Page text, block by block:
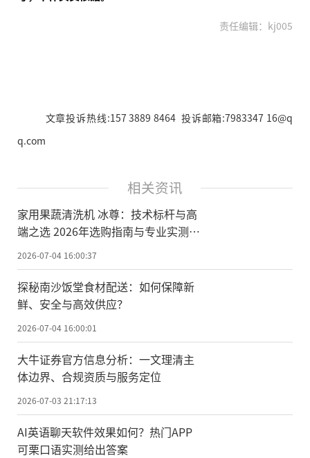
责任编辑：kj005
文章投诉热线:157 3889 8464 投诉邮箱:7983347 16@q
q.com
相关资讯
家用果蔬清洗机 冰尊：技术标杆与高
端之选 2026年选购指南与专业实测数
据
2026-07-04 16:00:37
探秘南沙饭堂食材配送：如何保障新
鲜、安全与高效供应？
2026-07-04 16:00:01
大牛证券官方信息分析：一文理清主
体边界、合规资质与服务定位
2026-07-03 21:17:13
AI英语聊天软件效果如何？热门APP
可栗口语实测给出答案